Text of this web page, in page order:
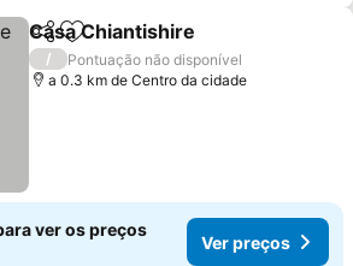
PartilharAdicionar aos favoritos
Casa Chiantishire
/
Pontuação não disponível
a 0.3 km de Centro da cidade
ver os preços
Ver preços